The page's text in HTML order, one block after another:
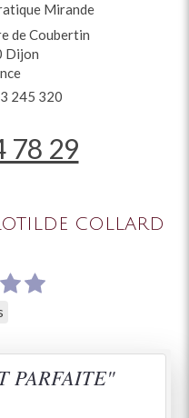
Mirande
de Coubertin
Dijon
245 320
78 29
COLLARD
PARFAITE"